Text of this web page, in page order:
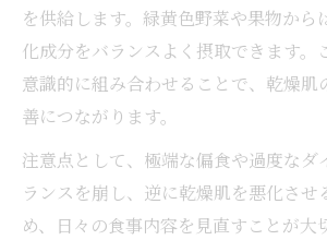
を供給します。緑黄色野菜や果物から
化成分をバランスよく摂取できます。
意識的に組み合わせることで、乾燥肌
善につながります。
注意点として、極端な偏食や過度なダ
ランスを崩し、逆に乾燥肌を悪化させ
め、日々の食事内容を見直すことが大